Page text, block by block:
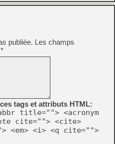
publiée. Les champs
*
tags et attributs HTML:
title=""> <acronym
cite=""> <cite>
<em> <i> <q cite="">